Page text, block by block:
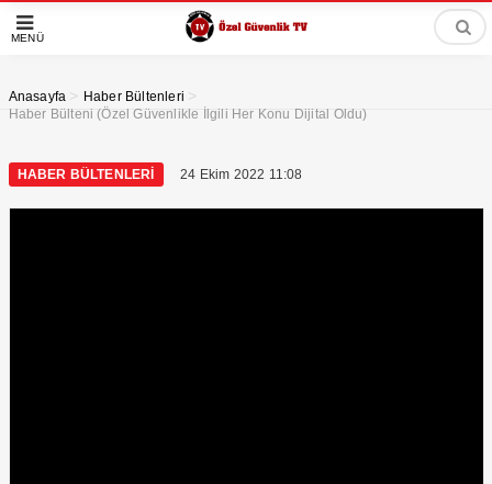
MENÜ
Anasayfa > Haber Bültenleri >
Haber Bülteni (Özel Güvenlikle İlgili Her Konu Dijital Oldu)
HABER BÜLTENLERI 24 Ekim 2022 11:08